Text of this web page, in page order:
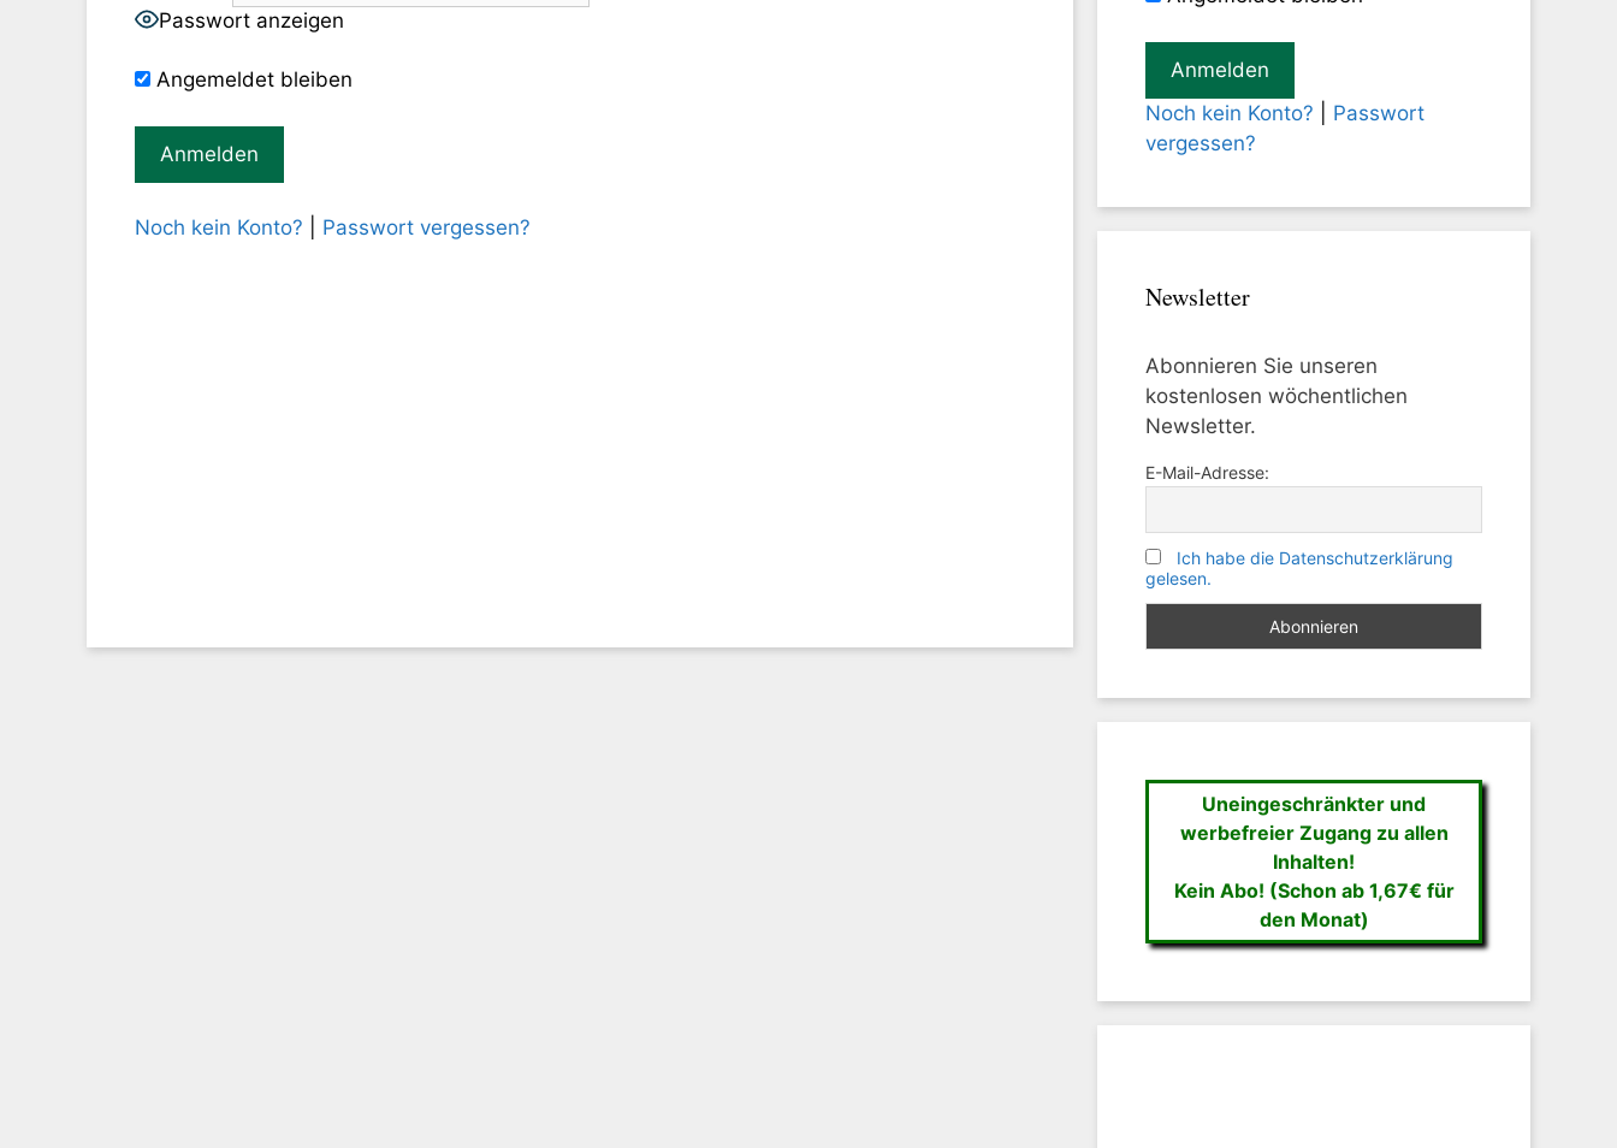
Passwort anzeigen
Angemeldet bleiben
Noch kein Konto? Passwort vergessen?
Noch kein Konto?
Passwort
vergessen?
Newsletter
Abonnieren Sie unseren
kostenlosen wöchentlichen
Newsletter.
E-Mail-Adresse:
Ich habe die Datenschutzerklärung
gelesen.
Uneingeschränkter und
werbefreier Zugang zu allen
Inhalten!
Kein Abo! (Schon ab 1,67€ für
den Monat)